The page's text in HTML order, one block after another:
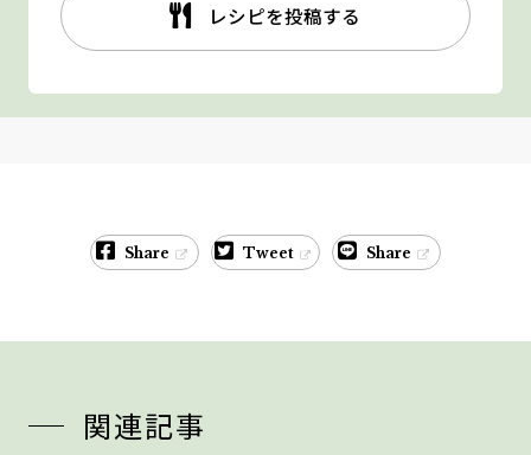
レシピを投稿する
Share Tweet Share
関連記事